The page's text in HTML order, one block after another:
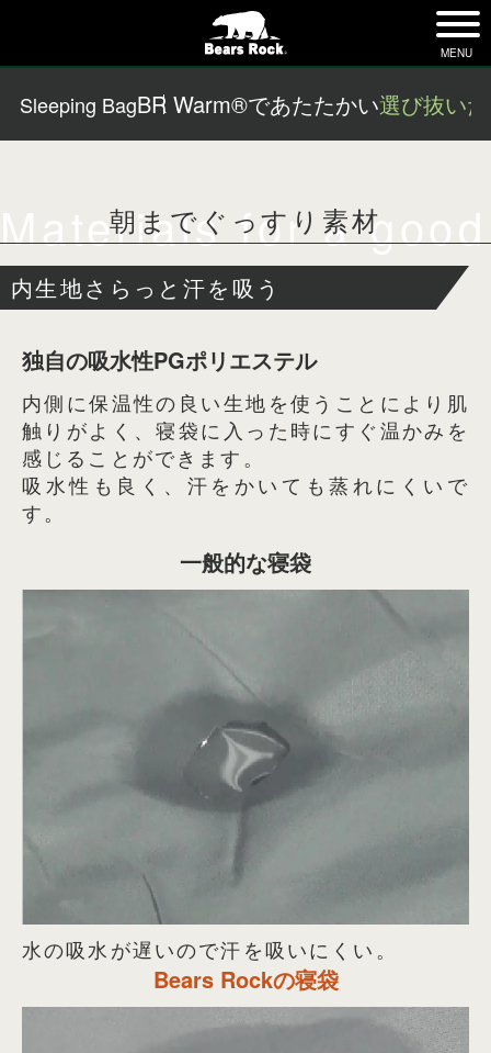
MENU
Sleeping BagBR Warm®であたたかい選び抜い
Materials for a
朝までぐっすり素材
内生地さらっと汗を吸う
独自の吸水性PGポリエステル
内側に保温性の良い生地を使うことにより肌
触りがよく、寝袋に入った時にすぐ温かみを
感じることができます。
吸水性も良く、汗をかいても蒸れにくいで
す。
一般的な寝袋
水の吸水が遅いので汗を吸いにくい。
Bears Rockの寝袋